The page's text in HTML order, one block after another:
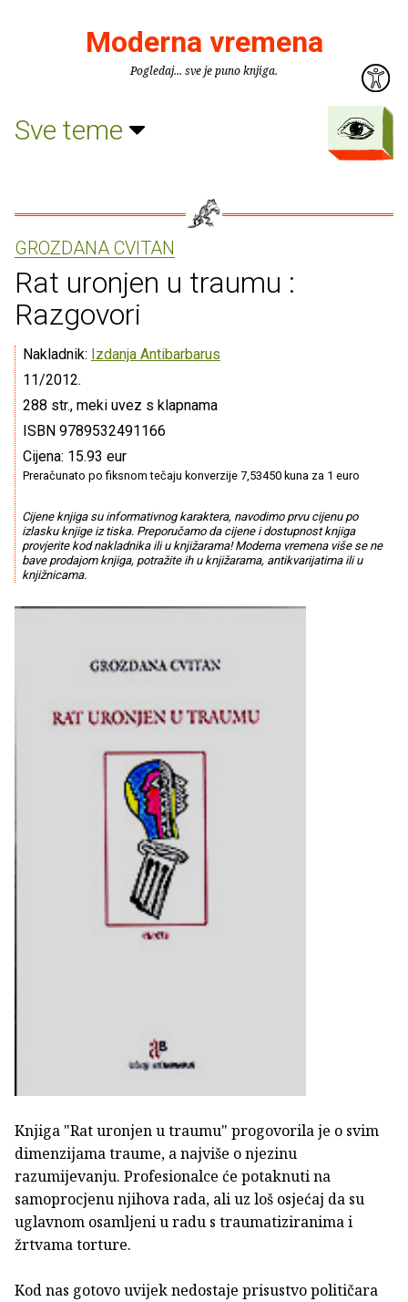
Moderna vremena
Pogledaj... sve je puno knjiga.
Sve teme
GROZDANA CVITAN
Rat uronjen u traumu :
Razgovori
Nakladnik: Izdanja Antibarbarus
11/2012.
288 str., meki uvez s klapnama
ISBN 9789532491166
Cijena: 15.93 eur
Preračunato po fiksnom tečaju konverzije 7,53450 kuna za 1 euro
Cijene knjiga su informativnog karaktera, navodimo prvu cijenu po
izlasku knjige iz tiska. Preporučamo da cijene i dostupnost knjiga
provjerite kod nakladnika ili u knjižarama! Moderna vremena više se ne
bave prodajom knjiga, potražite ih u knjižarama, antikvarijatima ili u
knjižnicama.
Knjiga "Rat uronjen u traumu" progovorila je o svim
dimenzijama traume, a najviše o njezinu
razumijevanju. Profesionalce će potaknuti na
samoprocjenu njihova rada, ali uz loš osjećaj da su
uglavnom osamljeni u radu s traumatiziranima i
žrtvama torture.
Kod nas gotovo uvijek nedostaje prisustvo političara